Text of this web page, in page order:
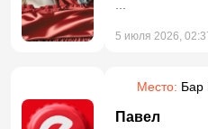
5 июля 2026,
Место: Бар
Павел